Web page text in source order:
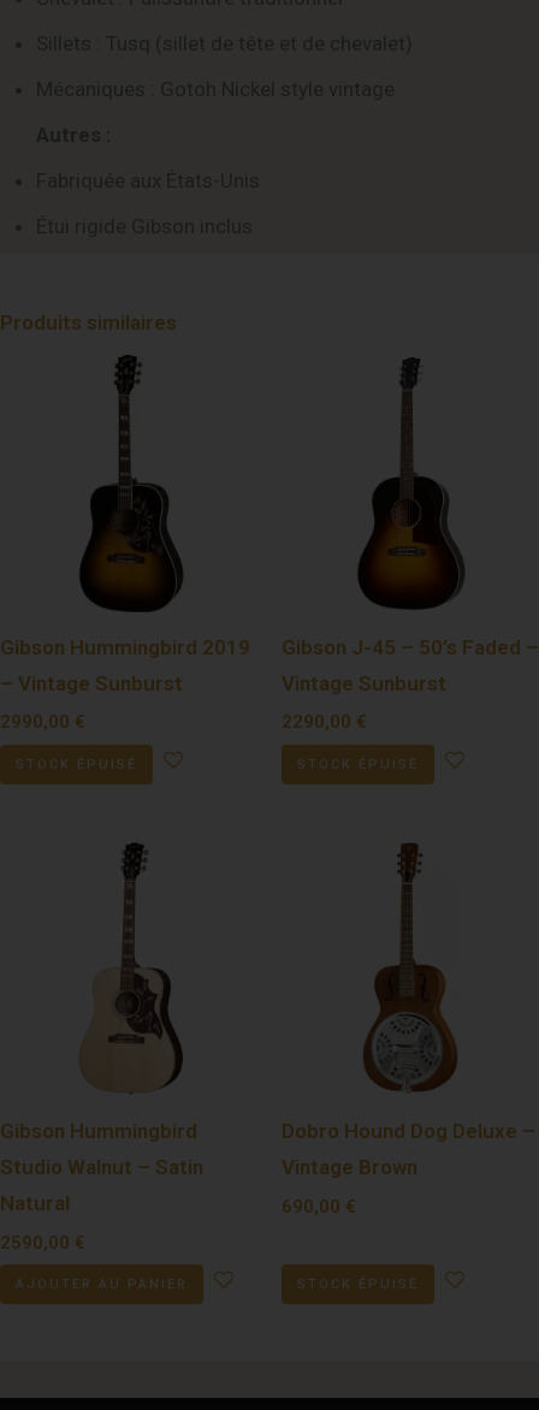
Produits similaires
Gibson Hummingbird 2019
– Vintage Sunburst
2990,00 €
STOCK ÉPUISÉ
Gibson J-45 – 50’s Faded –
Vintage Sunburst
2290,00 €
STOCK ÉPUISÉ
Gibson Hummingbird
Studio Walnut – Satin
Natural
2590,00 €
AJOUTER AU PANIER
Dobro Hound Dog Deluxe –
Vintage Brown
690,00 €
STOCK ÉPUISÉ